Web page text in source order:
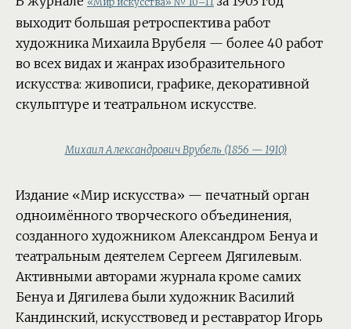
выходит большая ретроспектива работ
художника Михаила Врубеля — более 40 работ
во всех видах и жанрах изобразительного
искусства: живописи, графике, декоративной
скульптуре и театральном искусстве.
Михаил Александрович Врубель (1856 — 1910)
Издание «Мир искусства» — печатный орган
одноимённого творческого объединения,
созданного художником Александром Бенуа и
театральным деятелем Сергеем Дягилевым.
Активными авторами журнала кроме самих
Бенуа и Дягилева были художник Василий
Кандинский, искусствовед и реставратор Игорь